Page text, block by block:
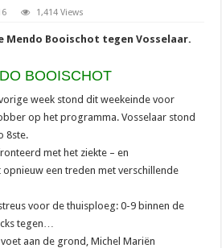
1,414 Views
Mendo Booischot tegen Vosselaar.
BOOISCHOT
week stond dit weekeinde voor
op het programma. Vosselaar stond
8ste.
met het ziekte – en
een treden met verschillende
voor de thuisploeg: 0-9 binnen de
tegen…
aan de grond, Michel Mariën